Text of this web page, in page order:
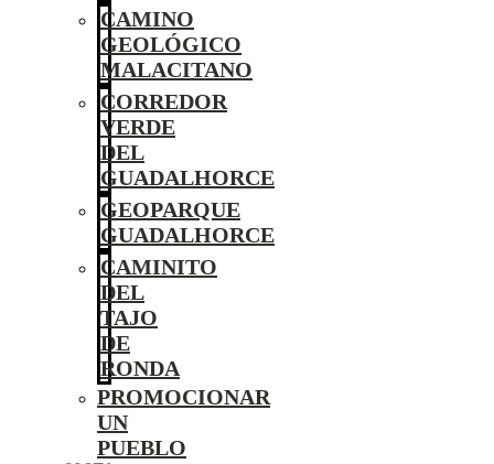
CAMINO
GEOLÓGICO
MALACITANO
CORREDOR
VERDE
DEL
GUADALHORCE
GEOPARQUE
GUADALHORCE
CAMINITO
DEL
TAJO
DE
RONDA
PROMOCIONAR
UN
PUEBLO